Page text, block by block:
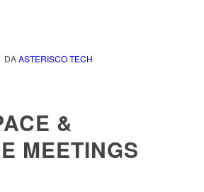
DAASTERISCO TECH
&
MEETINGS